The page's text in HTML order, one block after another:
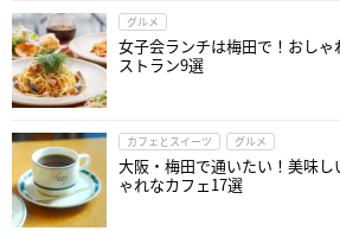
グルメ
女子会ランチは梅田で！おし
ストラン9選
カフェとスイーツ グルメ
大阪・梅田で通いたい！美味
ゃれなカフェ17選